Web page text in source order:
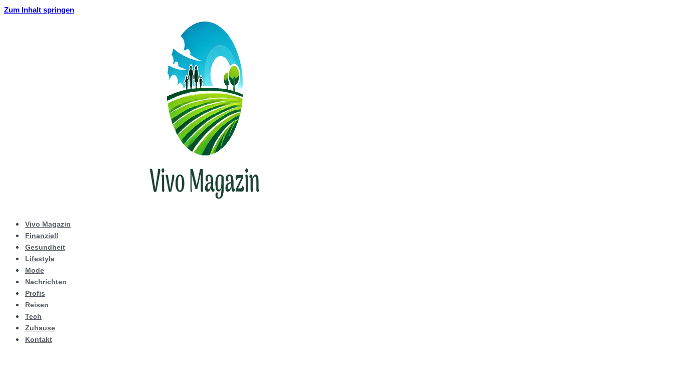
Zum Inhalt springen
Vivo Magazin
Finanziell
Gesundheit
Lifestyle
Mode
Nachrichten
Profis
Reisen
Tech
Zuhause
Kontakt